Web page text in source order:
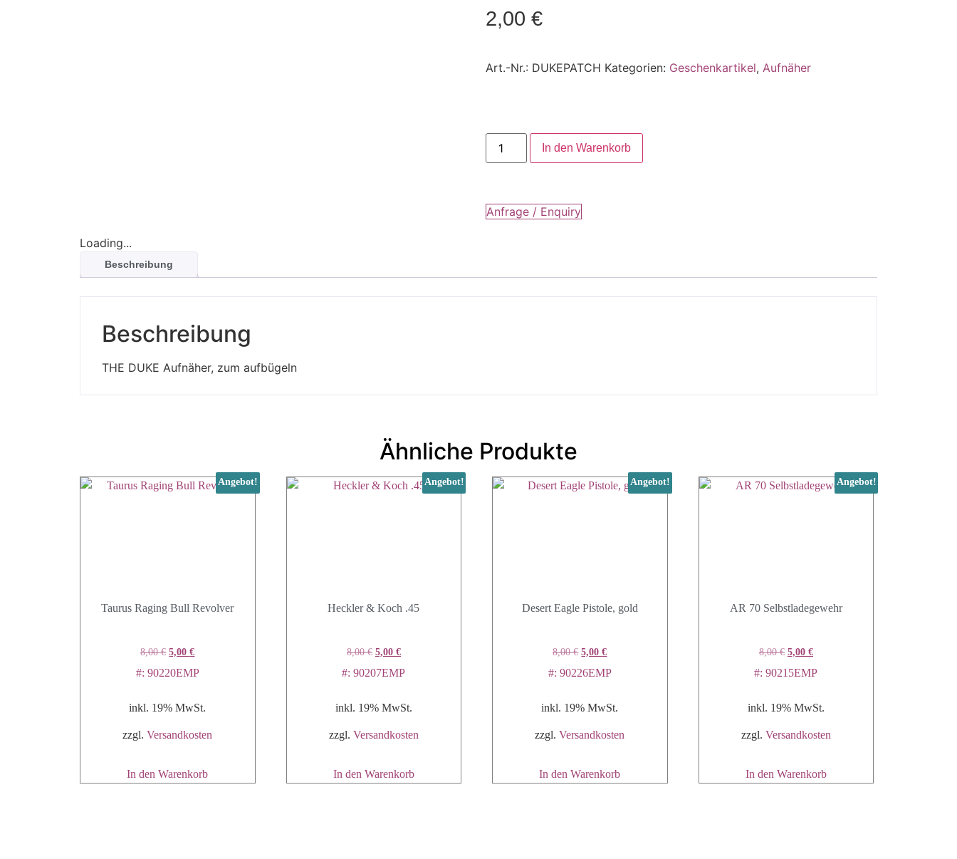
2,00 €
Art.-Nr.: DUKEPATCH Kategorien: Geschenkartikel, Aufnäher
In den Warenkorb
Anfrage / Enquiry
Loading...
Beschreibung
Beschreibung
THE DUKE Aufnäher, zum aufbügeln
Ähnliche Produkte
Angebot!
Taurus Raging Bull Revolver
8,00€ 5,00€
#: 90220EMP
inkl. 19% MwSt.
zzgl.Versandkosten
In den Warenkorb
Angebot!
Heckler & Koch .45
8,00€ 5,00 €
#: 90207EMP
inkl. 19% MwSt.
zzgl. Versandkosten
In den Warenkorb
Angebot!
Desert Eagle Pistole, gold
8,00€ 5,00€
#: 90226EMP
inkl. 19% MwSt.
zzgl.Versandkosten
In den Warenkorb
Angebot!
AR 70 Selbstladegewehr
8,00€ 5,00 €
#: 90215EMP
inkl. 19% MwSt.
zzgl. Versandkosten
In den Warenkorb